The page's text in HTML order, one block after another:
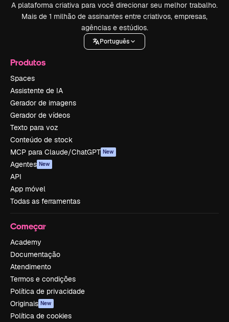
A plataforma criativa para você direcionar seu melhor trabalho.
Mais de 1 milhão de assinantes entre criativos, empresas,
agências e estúdios.
Português
Produtos
Spaces
Assistente de IA
Gerador de imagens
Gerador de vídeos
Texto para voz
Conteúdo de stock
MCP para Claude/ChatGPT New
Agentes New
API
App móvel
Todas as ferramentas
Começar
Academy
Documentação
Atendimento
Termos e condições
Política de privacidade
Originais New
Política de cookies